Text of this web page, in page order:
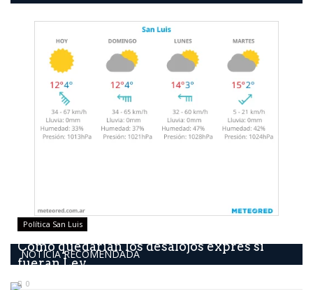
NOTICIA RECOMENDADA
Política San Luis
Como quedarían los desalojos exprés si
fueran Ley
0